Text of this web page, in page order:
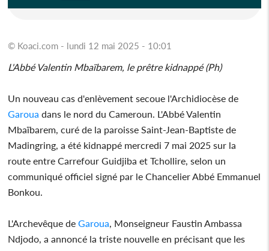
© Koaci.com - lundi 12 mai 2025 - 10:01
L'Abbé Valentin Mbaïbarem, le prêtre kidnappé (Ph)
Un nouveau cas d'enlèvement secoue l'Archidiocèse de
Garoua dans le nord du Cameroun. L'Abbé Valentin
Mbaïbarem, curé de la paroisse Saint-Jean-Baptiste de
Madingring, a été kidnappé mercredi 7 mai 2025 sur la
route entre Carrefour Guidjiba et Tchollire, selon un
communiqué officiel signé par le Chancelier Abbé Emmanuel
Bonkou.
L'Archevêque deGaroua , Monseigneur Faustin Ambassa
Ndjodo, a annoncé la triste nouvelle en précisant que les